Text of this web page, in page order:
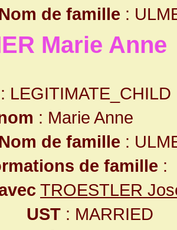
Nom de famille :
Marie Anne
: LEGITIMATE_CHILD
: Marie Anne
Nom de famille :
de famille :
TROESTLER
UST : MARRIED